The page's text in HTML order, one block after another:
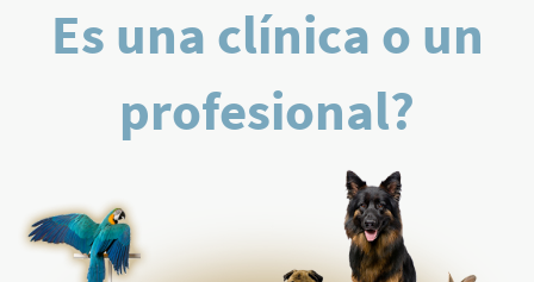
Es una clínica o un
profesional?